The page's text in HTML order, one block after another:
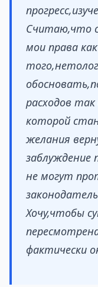
Считаю,что
мои права
расходов
которой
желания
не могут
Хочу,чтобы
фактически